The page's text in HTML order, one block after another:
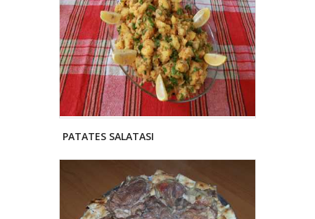
PATATES SALATASI